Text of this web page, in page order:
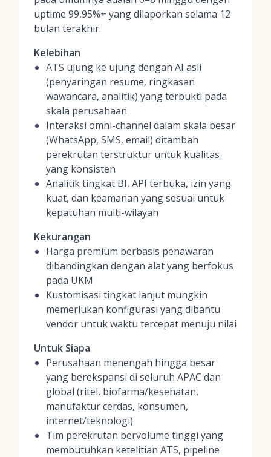
uptime 99,95%+ yang dilaporkan selama 12
bulan terakhir.
Kelebihan
ATS ujung ke ujung dengan AI asli
(penyaringan resume, ringkasan
wawancara, analitik) yang terbukti pada
skala perusahaan
Interaksi omni-channel dalam skala besar
(WhatsApp, SMS, email) ditambah
perekrutan terstruktur untuk kualitas
yang konsisten
Analitik tingkat BI, API terbuka, izin yang
kuat, dan keamanan yang sesuai untuk
kepatuhan multi-wilayah
Kekurangan
Harga premium berbasis penawaran
dibandingkan dengan alat yang berfokus
pada UKM
Kustomisasi tingkat lanjut mungkin
memerlukan konfigurasi yang dibantu
vendor untuk waktu tercepat menuju nilai
Untuk Siapa
Perusahaan menengah hingga besar
yang berekspansi di seluruh APAC dan
global (ritel, biofarma/kesehatan,
manufaktur cerdas, konsumen,
internet/teknologi)
Tim perekrutan bervolume tinggi yang
membutuhkan ketelitian ATS, pipeline